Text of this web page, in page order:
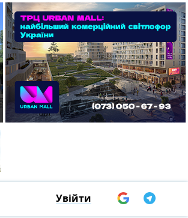
Увійти